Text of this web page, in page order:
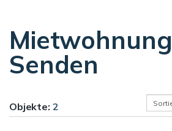
Mietwohnung
Senden
Objekte: 2